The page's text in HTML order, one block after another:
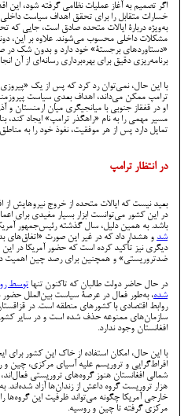
اگر تصمیم به آغاز عملیات نظامی گرفته شود، این
خسارات متقابل را برای تحقق اهداف سیاست
به‌ویژه دربارۀ ایالات متحده صادق است، جایی
مشکلات داخلی محسوب می‌شوند. علاوه بر این،
«دستاوردهای برجستۀ» خود دارد و بدون شک در
برنامه‌ریزی دقیق برای بهره‌برداری رسانه‌ای از آن
با این حال، نمی‌توان رد کرد که پس از یک «پیروزی
ترامپ ممکن می‌داند، اهداف بعدیِ سیاست
او در قفقاز جنوبی با میانجیگری میان ارمنستان و
مسیر مهمی را به نام «راهگذر ترامپ» ایجاد کند،
تمایل دارد پس از هر موفقیت، نفوذ خود را به
در انتظار ترامپ
بعید نیست که ایالات متحده از خروج نیروهایش از
در این کشور می‌توانست ابزار بسیار مفیدی برای
باشد. به همین دلیل، سال گذشته رئیس‌جمهور
شد و هشدار داد که در غیر این صورت
دیگری نیز تأکید کرده است که حضور آمریکا در این
ضدتروریستی» و همچنین برای رصد چین اهمیت
در حال حاضر دولت طالبان که تاکنون تنها توسط
شده، به‌طور فعال در عرصۀ سیاست بین‌الملل حضور
روابط اقتصادی با کشورهای منطقه است. در
سازمان‌های ممنوعه حذف شده است و در سایر
افغانستان وجود ندارد.
با این حال، امکان استفاده از خاک این کشور برای
افراط‌گرایی و تروریسم علیه آسیای مرکزی، چین و
شمالی افغانستان هنوز گروه‌های تروریستی
هزار تروریست گروه داعش از زندان‌ها آزاد
خارجی آمریکا چگونه می‌تواند ظرفیت این گروه‌ها
مرکزی گرفته تا چین و روسیه.